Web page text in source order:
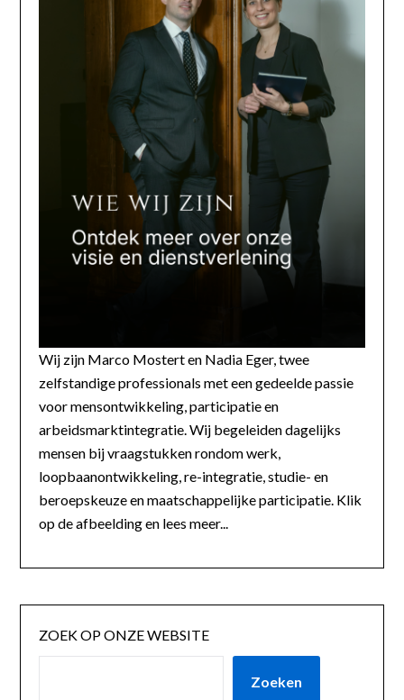
Wij zijn Marco Mostert en Nadia Eger, twee
zelfstandige professionals met een gedeelde passie
voor mensontwikkeling, participatie en
arbeidsmarktintegratie. Wij begeleiden dagelijks
mensen bij vraagstukken rondom werk,
loopbaanontwikkeling, re-integratie, studie- en
beroepskeuze en maatschappelijke participatie. Klik
op de afbeelding en lees meer...
ZOEK OP ONZE WEBSITE
Zoeken